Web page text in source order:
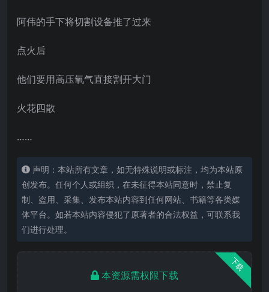
阿伟的手下将切割设备推了过来
点火后
他们要用高压氧气直接割开大门
火花四散
……
声明：本站所有文章，如无特殊说明或标注，均为本站原
创发布。任何个人或组织，在未征得本站同意时，禁止复
制、盗用、采集、发布本站内容到任何网站、书籍等各类媒
体平台。如若本站内容侵犯了原著者的合法权益，可联系我
们进行处理。
下载
本资源需权限下载